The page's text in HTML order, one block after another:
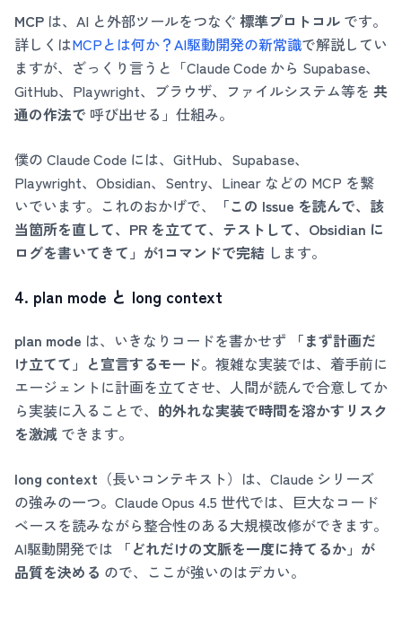
MCP は、AI と外部ツールをつなぐ 標準プロトコル です。
詳しくはMCPとは何か？AI駆動開発の新常識で解説してい
ますが、ざっくり言うと「Claude Code から Supabase、
GitHub、Playwright、ブラウザ、ファイルシステム等を 共
通の作法で 呼び出せる」仕組み。
僕の Claude Code には、GitHub、Supabase、
Playwright、Obsidian、Sentry、Linear などの MCP を繋
いでいます。これのおかげで、
「この Issue を読んで、該
当箇所を直して、PR を立てて、テストして、Obsidian に
ログを書いてきて」が1コマンドで完結 します。
4. plan mode と long context
plan mode は、いきなりコードを書かせず
「まず計画だ
け立てて」と宣言するモード。複雑な実装では、着手前に
エージェントに計画を立てさせ、人間が読んで合意してか
ら実装に入ることで、 的外れな実装で時間を溶かすリスク
を激減 できます。
long context （長いコンテキスト）は、Claude シリーズ
の強みの一つ。Claude Opus 4.5 世代では、巨大なコード
ベースを読みながら整合性のある大規模改修ができます。
AI駆動開発では
「どれだけの文脈を一度に持てるか」が
品質を決める ので、ここが強いのはデカい。